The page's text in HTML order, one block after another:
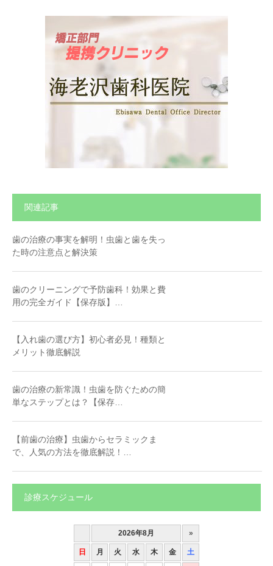
関連記事
歯の治療の事実を解明！虫歯と歯を失っ
た時の注意点と解決策
歯のクリーニングで予防歯科！効果と費
用の完全ガイド【保存版】…
【入れ歯の選び方】初心者必見！種類と
メリット徹底解説
歯の治療の新常識！虫歯を防ぐための簡
単なステップとは？【保存…
【前歯の治療】虫歯からセラミックま
で、人気の方法を徹底解説！…
診療スケジュール